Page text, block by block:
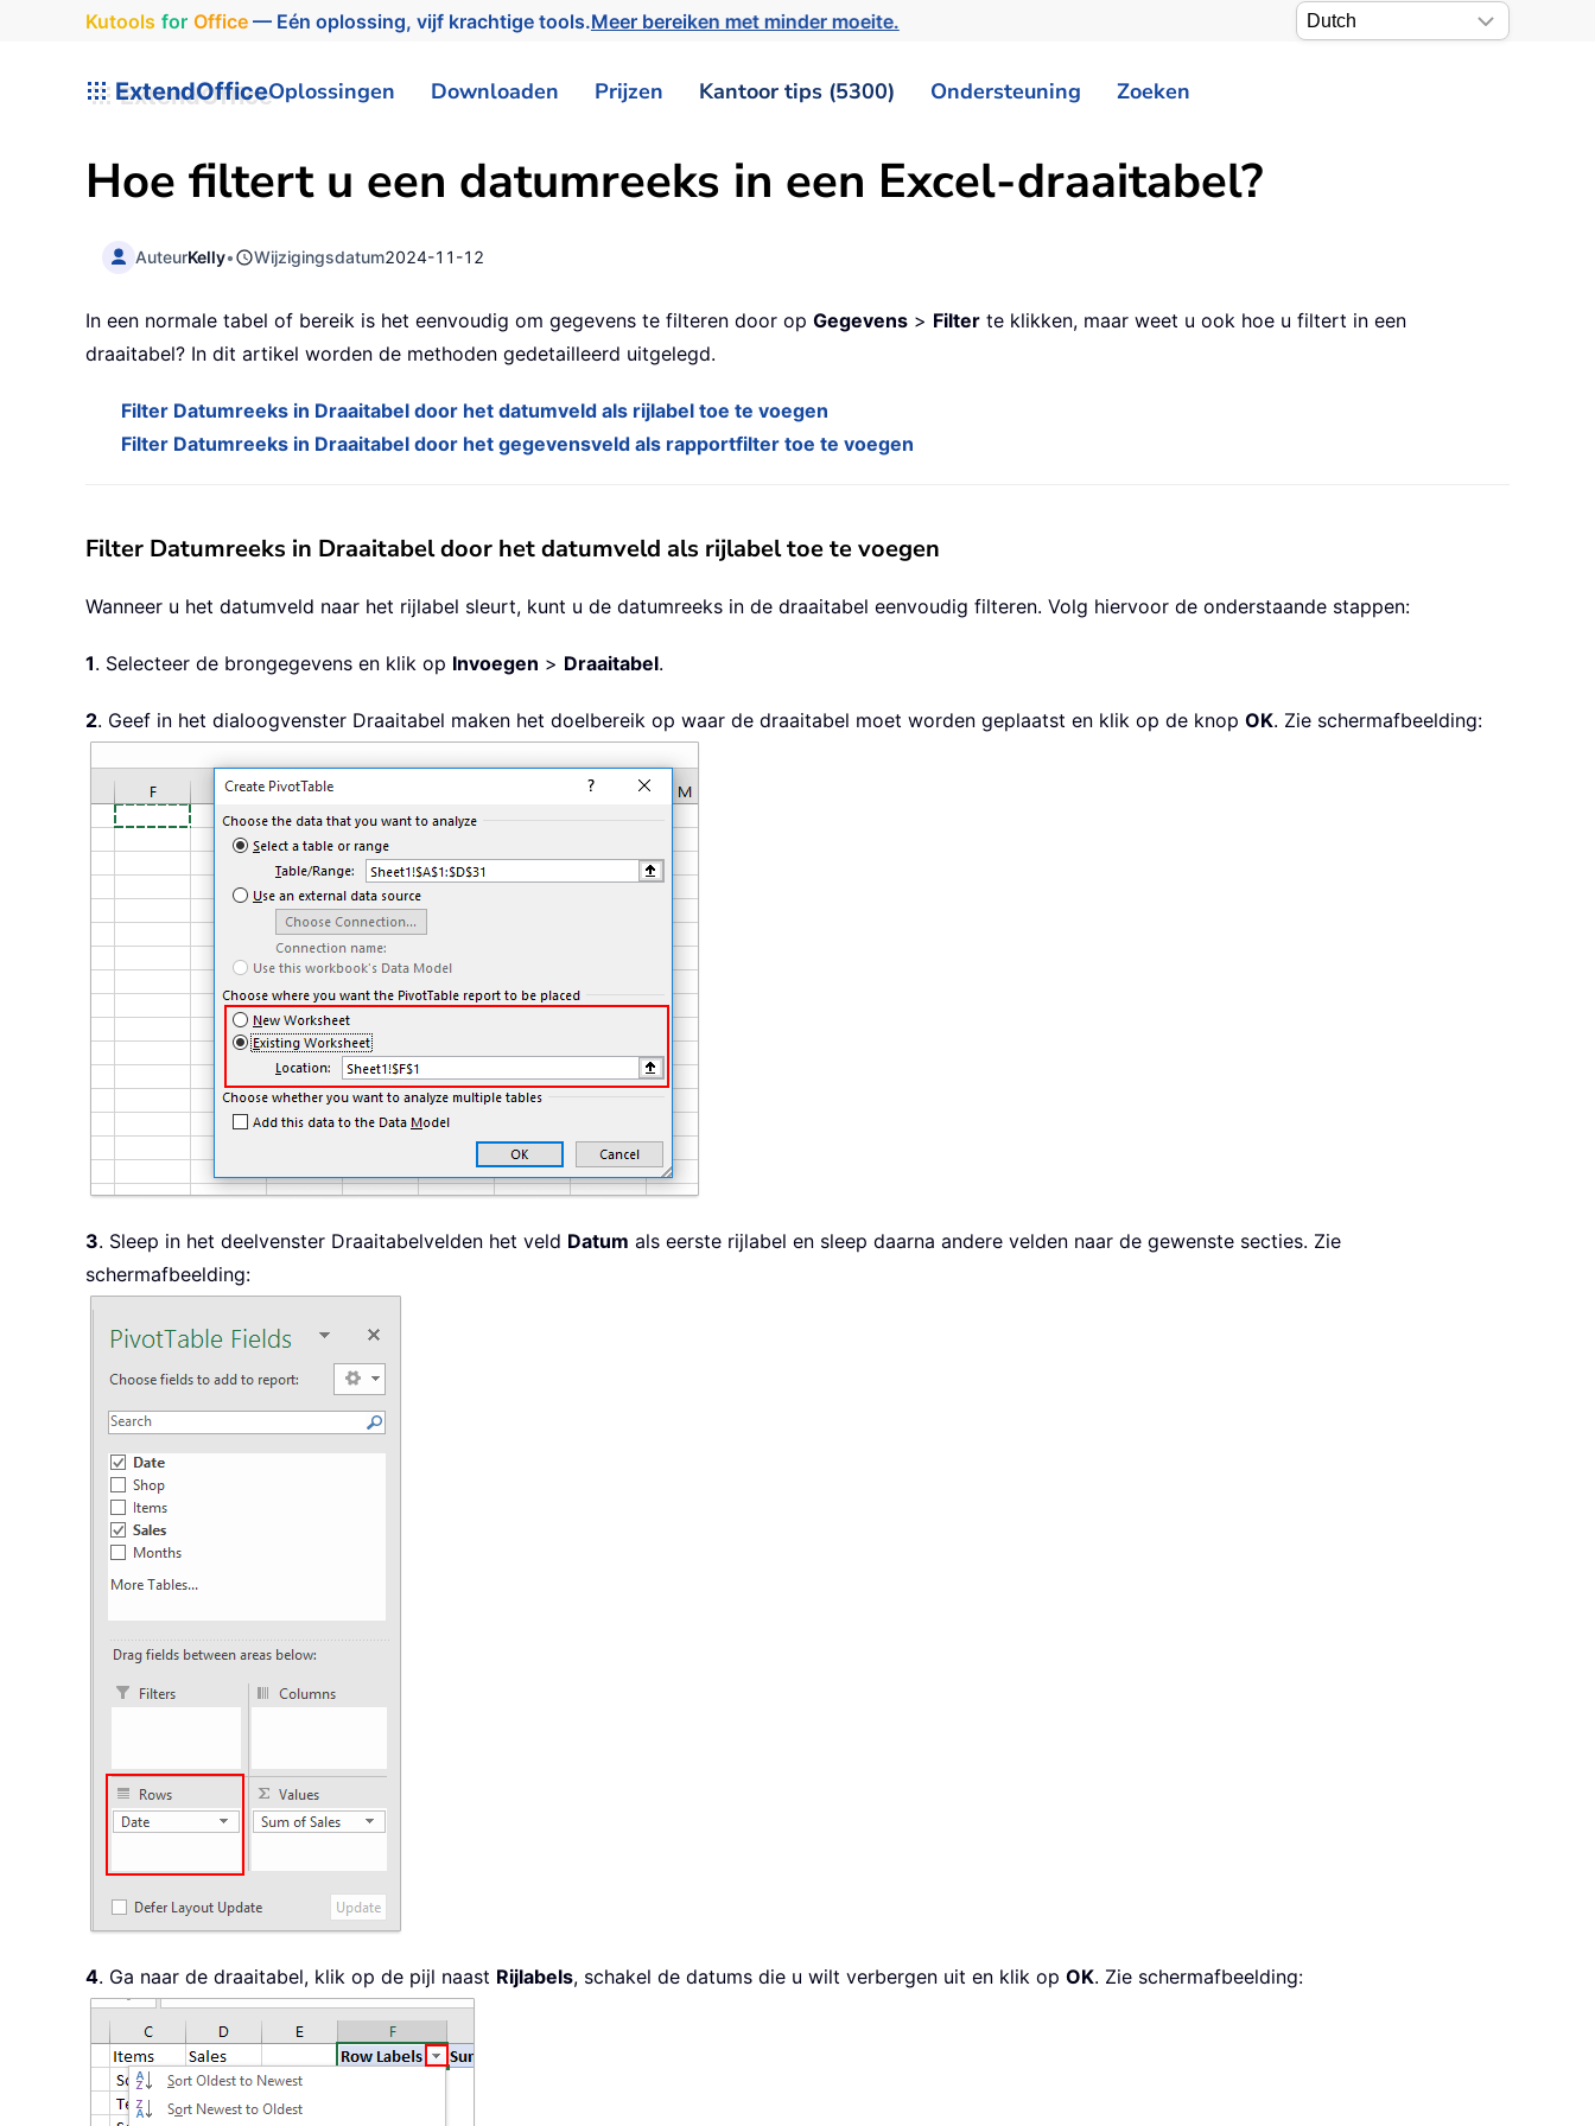
Kutools for Office— Eén oplossing, vijf krachtige tools.Meer bereiken met minder moeite.
ExtendOfficeOplossingen Downloaden Prijzen Kantoor tips (5300) Ondersteuning Zoeken
Hoe filtert u een datumreeks in een Excel-draaitabel?
AuteurKelly• Wijzigingsdatum2024-11-12
In een normale tabel of bereik is het eenvoudig om gegevens te filteren door op Gegevens > Filter te klikken, maar weet u ook hoe u filtert in een
draaitabel? In dit artikel worden de methoden gedetailleerd uitgelegd.
Filter Datumreeks in Draaitabel door het datumveld als rijlabel toe te voegen
Filter Datumreeks in Draaitabel door het gegevensveld als rapportfilter toe te voegen
Filter Datumreeks in Draaitabel door het datumveld als rijlabel toe te voegen
Wanneer u het datumveld naar het rijlabel sleurt, kunt u de datumreeks in de draaitabel eenvoudig filteren. Volg hiervoor de onderstaande stappen:
1. Selecteer de brongegevens en klik op Invoegen > Draaitabel.
2. Geef in het dialoogvenster Draaitabel maken het doelbereik op waar de draaitabel moet worden geplaatst en klik op de knop OK. Zie schermafbeelding:
3. Sleep in het deelvenster Draaitabelvelden het veld Datum als eerste rijlabel en sleep daarna andere velden naar de gewenste secties. Zie
schermafbeelding:
4. Ga naar de draaitabel, klik op de pijl naast Rijlabels, schakel de datums die u wilt verbergen uit en klik op OK. Zie schermafbeelding: